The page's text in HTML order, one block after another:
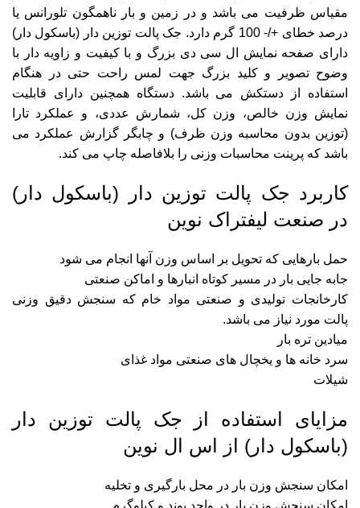
مقیاس ظرفیت می باشد و در زمین و بار ناهمگون تلورانس یا
درصد خطای +/- 100 گرم دارد. جک پالت توزین دار (باسکول دار)
دارای صفحه نمایش ال سی دی بزرگ و با کیفیت و زاویه دار با
وضوح تصویر و کلید بزرگ جهت لمس راحت حتی در هنگام
استفاده از دستکش می باشد. دستگاه همچنین دارای قابلیت
نمایش وزن خالص، وزن کل، شمارش عددی، و عملکرد تارا
(توزین بدون محاسبه وزن ظرف) و چابگر گزارش عملکرد می
باشد که پرینت محاسبات وزنی را بلافاصله چاپ می کند.
کاربرد جک پالت توزین دار (باسکول دار)
در صنعت لیفتراک نوین
حمل بارهایی که تحویل بر اساس وزن آنها انجام می شود
جابه جایی بار در مسیر کوتاه انبارها و اماکن صنعتی
کارخانجات تولیدی و صنعتی مواد خام که سنجش دقیق وزنی
پالت مورد نیاز می باشد.
میادین تره بار
سرد خانه ها و یخچال های صنعتی مواد غذای
شیلات
مزایای استفاده از جک پالت توزین دار
(باسکول دار) از اس ال نوین
امکان سنجش وزن بار در محل بارگیری و تخلیه
امکان سنجش وزن بار در واحد پوند و کیلوگرم